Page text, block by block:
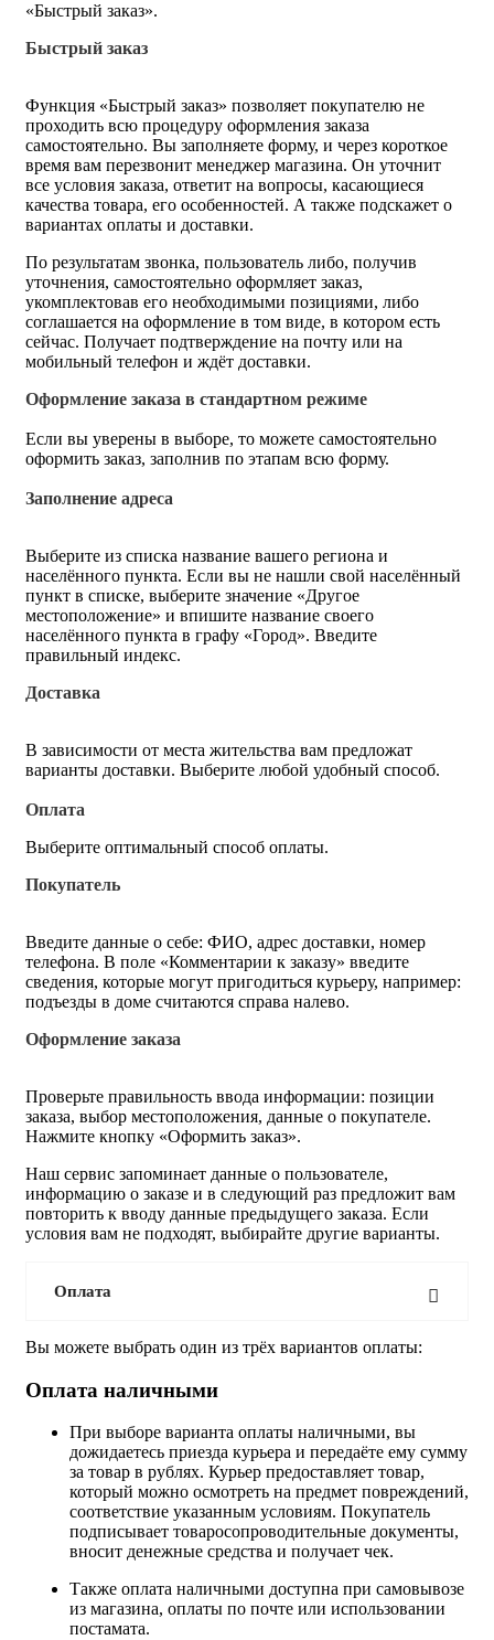
«Быстрый заказ».
Быстрый заказ
Функция «Быстрый заказ» позволяет покупателю не
проходить всю процедуру оформления заказа
самостоятельно. Вы заполняете форму, и через короткое
время вам перезвонит менеджер магазина. Он уточнит
все условия заказа, ответит на вопросы, касающиеся
качества товара, его особенностей. А также подскажет о
вариантах оплаты и доставки.
По результатам звонка, пользователь либо, получив
уточнения, самостоятельно оформляет заказ,
укомплектовав его необходимыми позициями, либо
соглашается на оформление в том виде, в котором есть
сейчас. Получает подтверждение на почту или на
мобильный телефон и ждёт доставки.
Оформление заказа в стандартном режиме
Если вы уверены в выборе, то можете самостоятельно
оформить заказ, заполнив по этапам всю форму.
Заполнение адреса
Выберите из списка название вашего региона и
населённого пункта. Если вы не нашли свой населённый
пункт в списке, выберите значение «Другое
местоположение» и впишите название своего
населённого пункта в графу «Город». Введите
правильный индекс.
Доставка
В зависимости от места жительства вам предложат
варианты доставки. Выберите любой удобный способ.
Оплата
Выберите оптимальный способ оплаты.
Покупатель
Введите данные о себе: ФИО, адрес доставки, номер
телефона. В поле «Комментарии к заказу» введите
сведения, которые могут пригодиться курьеру, например:
подъезды в доме считаются справа налево.
Оформление заказа
Проверьте правильность ввода информации: позиции
заказа, выбор местоположения, данные о покупателе.
Нажмите кнопку «Оформить заказ».
Наш сервис запоминает данные о пользователе,
информацию о заказе и в следующий раз предложит вам
повторить к вводу данные предыдущего заказа. Если
условия вам не подходят, выбирайте другие варианты.
Оплата
Вы можете выбрать один из трёх вариантов оплаты:
Оплата наличными
При выборе варианта оплаты наличными, вы
дожидаетесь приезда курьера и передаёте ему сумму
за товар в рублях. Курьер предоставляет товар,
который можно осмотреть на предмет повреждений,
соответствие указанным условиям. Покупатель
подписывает товаросопроводительные документы,
вносит денежные средства и получает чек.
Также оплата наличными доступна при самовывозе
из магазина, оплаты по почте или использовании
постамата.